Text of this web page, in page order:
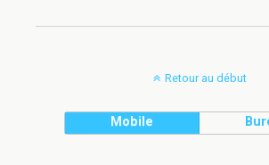
Retour au début
Mobile